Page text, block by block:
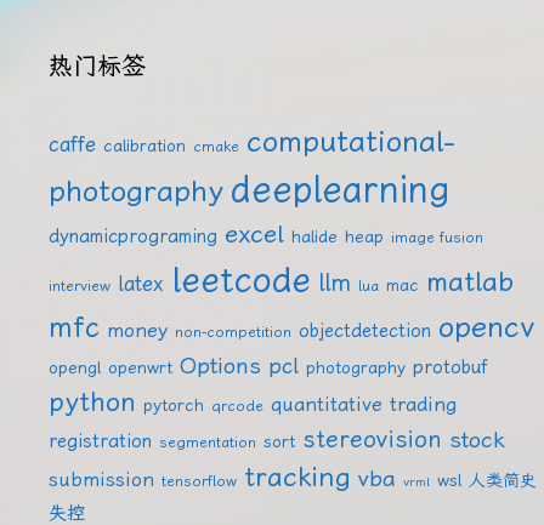
热门标签
caffe calibration cmake computational-
photography deeplearning
dynamicprograming excel halide heap image fusion
interview latex leetcode llm lua mac matlab
mfc money non-competition objectdetection opencv
opengl openwrt Options pcl photography protobuf
python pytorch qrcode quantitative trading
registration segmentation sort stereovision stock
submission tensorflow tracking vba vrml wsl 人类简史
失控